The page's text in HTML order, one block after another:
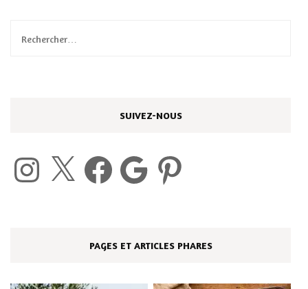
Rechercher :
SUIVEZ-NOUS
Instagram Facebook Google Pinterest
PAGES ET ARTICLES PHARES